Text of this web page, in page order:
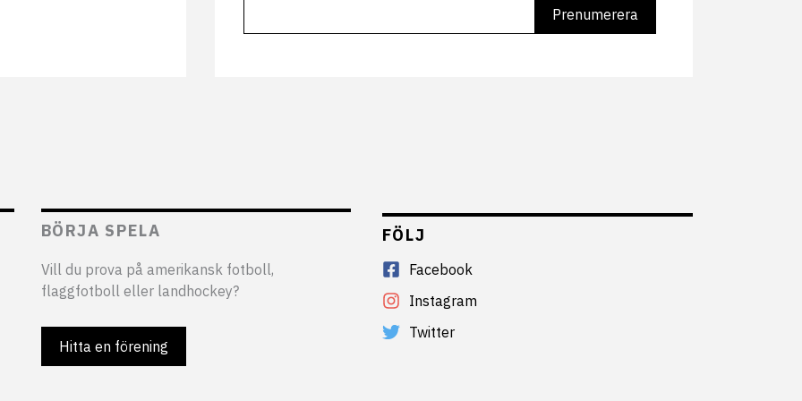
BÖRJA SPELA
Vill du prova på amerikansk fotboll,
flaggfotboll eller landhockey?
Hitta en förening
FÖLJ
Facebook
Instagram
Twitter